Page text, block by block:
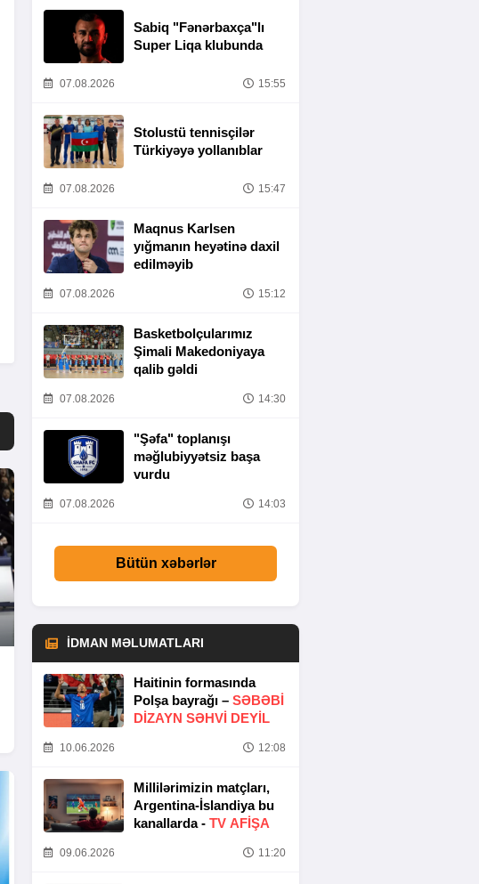
Sabiq "Fənərbaxça"lı
Super Liqa klubunda
07.08.2026 15:55
Stolustü tennisçilər
Türkiyəyə yollanıblar
07.08.2026 15:47
Maqnus Karlsen
yığmanın heyətinə daxil
edilməyib
07.08.2026 15:12
Basketbolçularımız
Şimali Makedoniyaya
qalib gəldi
07.08.2026 14:30
"Şəfa" toplanışı
məğlubiyyətsiz başa
vurdu
07.08.2026 14:03
Bütün xəbərlər
İDMAN MƏLUMATLARI
Haitinin formasında
Polşa bayrağı – SƏBƏBI
DIZAYN SƏHVI DEYIL
10.06.2026 12:08
Millilərimizin matçları,
Argentina-İslandiya bu
kanallarda - TV AFİŞA
09.06.2026 11:20